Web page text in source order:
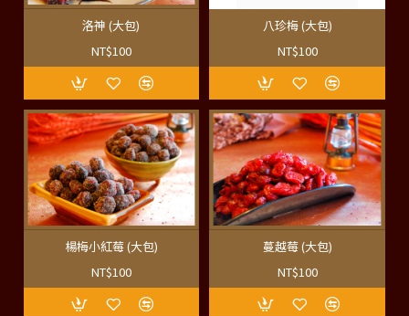
洛神 (大包)
NT$100
八珍梅 (大包)
NT$100
楊梅小紅莓 (大包)
NT$100
蔓越莓 (大包)
NT$100